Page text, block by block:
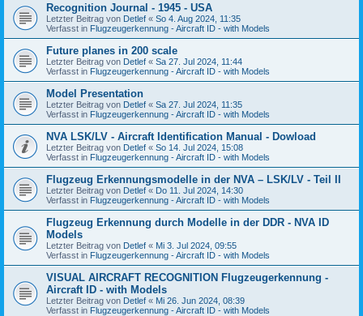
Recognition Journal - 1945 - USA
Letzter Beitrag von Detlef « So 4. Aug 2024, 11:35
Verfasst in Flugzeugerkennung - Aircraft ID - with Models
Future planes in 200 scale
Letzter Beitrag von Detlef « Sa 27. Jul 2024, 11:44
Verfasst in Flugzeugerkennung - Aircraft ID - with Models
Model Presentation
Letzter Beitrag von Detlef « Sa 27. Jul 2024, 11:35
Verfasst in Flugzeugerkennung - Aircraft ID - with Models
NVA LSK/LV - Aircraft Identification Manual - Dowload
Letzter Beitrag von Detlef « So 14. Jul 2024, 15:08
Verfasst in Flugzeugerkennung - Aircraft ID - with Models
Flugzeug Erkennungsmodelle in der NVA – LSK/LV - Teil II
Letzter Beitrag von Detlef « Do 11. Jul 2024, 14:30
Verfasst in Flugzeugerkennung - Aircraft ID - with Models
Flugzeug Erkennung durch Modelle in der DDR - NVA ID
Models
Letzter Beitrag von Detlef « Mi 3. Jul 2024, 09:55
Verfasst in Flugzeugerkennung - Aircraft ID - with Models
VISUAL AIRCRAFT RECOGNITION Flugzeugerkennung -
Aircraft ID - with Models
Letzter Beitrag von Detlef « Mi 26. Jun 2024, 08:39
Verfasst in Flugzeugerkennung - Aircraft ID - with Models